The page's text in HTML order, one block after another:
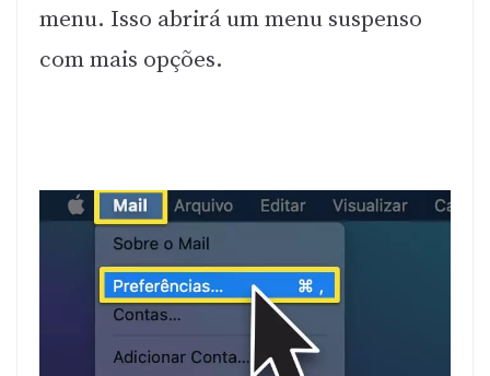
menu. Isso abrirá um menu suspenso
com mais opções.